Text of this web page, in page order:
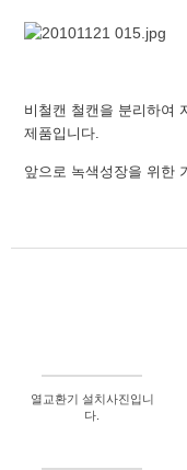
비철캔 철캔을 분리하여
제품입니다.
앞으로 녹색성장을 위한
열교환기 설치사진입니
다.